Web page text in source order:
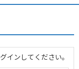
インしてください。